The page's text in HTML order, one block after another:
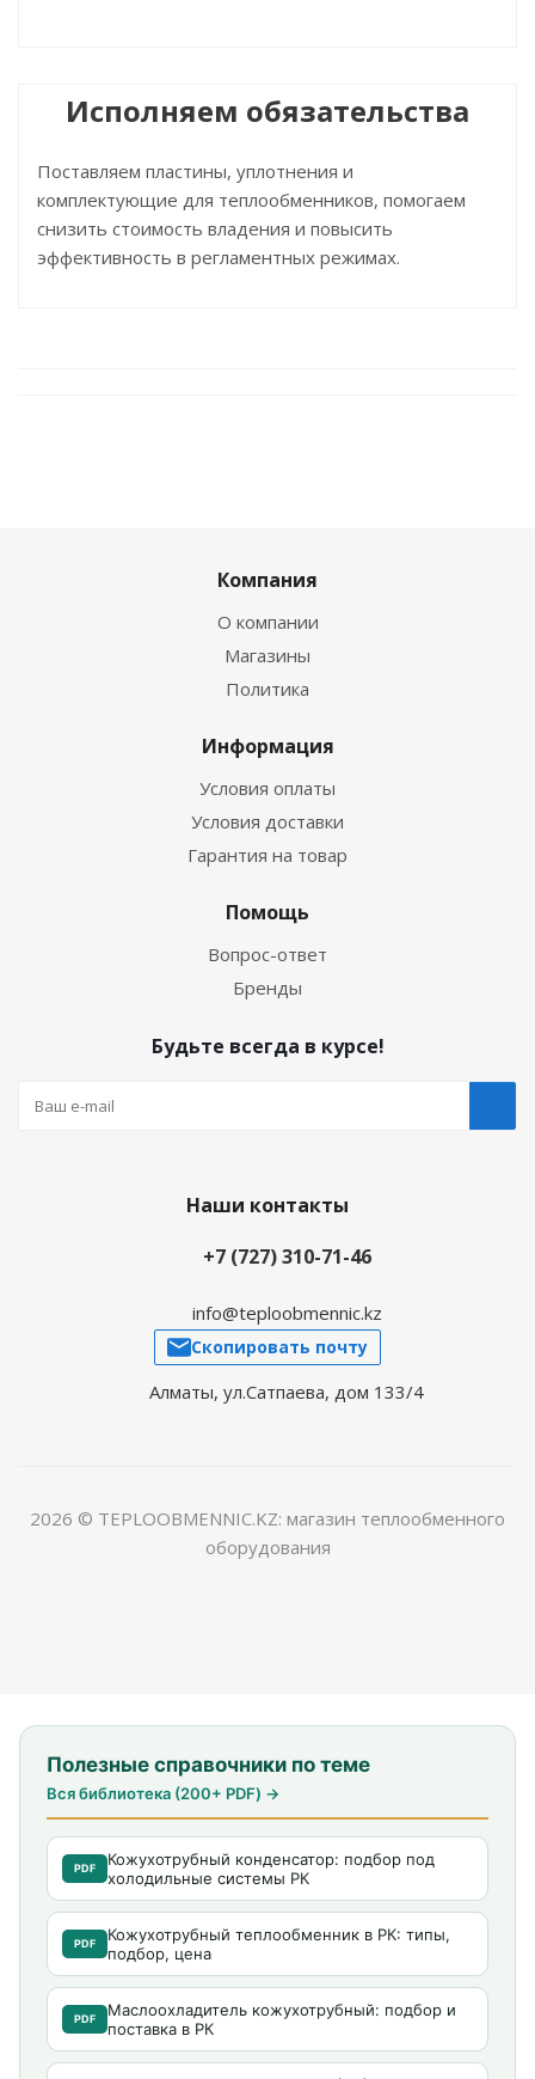
Исполняем обязательства
Поставляем пластины, уплотнения и
комплектующие для теплообменников, помогаем
снизить стоимость владения и повысить
эффективность в регламентных режимах.
Компания
О компании
Магазины
Политика
Информация
Условия оплаты
Условия доставки
Гарантия на товар
Помощь
Вопрос-ответ
Бренды
Будьте всегда в курсе!
Наши контакты
+7 (727) 310-71-46
info@teploobmennic.kz
Скопировать почту
Алматы, ул.Сатпаева, дом 133/4
2026 © TEPLOOBMENNIC.KZ: магазин теплообменного
оборудования
Полезные справочники по теме
Вся библиотека (200+ PDF) →
PDF
Кожухотрубный конденсатор: подбор под
холодильные системы РК
PDF
Кожухотрубный теплообменник в РК: типы,
подбор, цена
PDF
Маслоохладитель кожухотрубный: подбор и
поставка в РК